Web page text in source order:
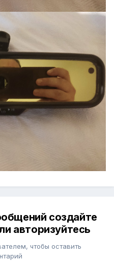
создайте
авторизуйтесь
чтобы оставить